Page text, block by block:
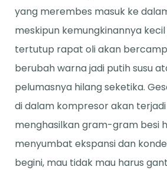
yang merembes masuk ke
meskipun kemungkinannya
tertutup rapat oli akan
berubah warna jadi putih susu
pelumasnya hilang seketika.
di dalam kompresor akan
menghasilkan gram-gram besi
menyumbat ekspansi dan
begini, mau tidak mau harus